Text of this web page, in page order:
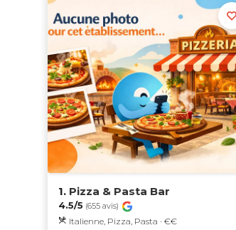
1. Pizza & Pasta Bar
4.5/5 (655 avis)
Italienne, Pizza, Pasta · €€